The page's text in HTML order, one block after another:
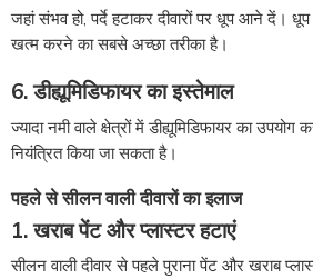
जहां संभव हो, पर्दे हटाकर दीवारों पर धूप आने दें।
खत्म करने का सबसे अच्छा तरीका है।
6. डीह्यूमिडिफायर का इस्तेमाल
ज्यादा नमी वाले क्षेत्रों में डीह्यूमिडिफायर का
नियंत्रित किया जा सकता है।
पहले से सीलन वाली दीवारों का इलाज
1. खराब पेंट और प्लास्टर हटाएं
सीलन वाली दीवार से पहले पुराना पेंट और खराब